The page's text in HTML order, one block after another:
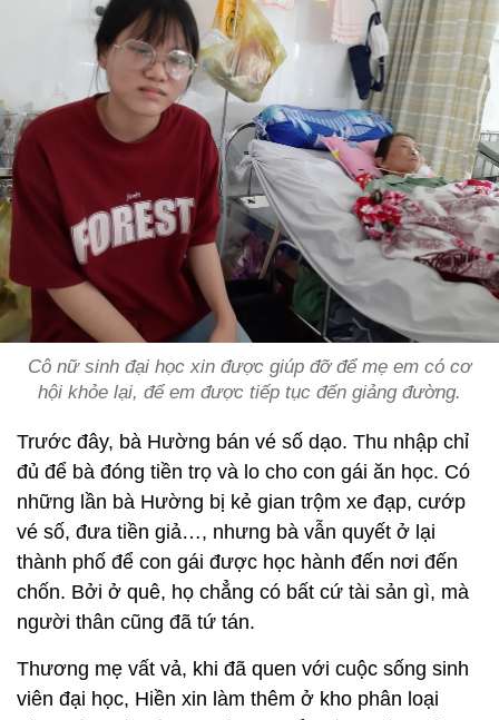
Cô nữ sinh đại học xin được giúp đỡ để mẹ em có cơ
hội khỏe lại, để em được tiếp tục đến giảng đường.
Trước đây, bà Hường bán vé số dạo. Thu nhập chỉ
đủ để bà đóng tiền trọ và lo cho con gái ăn học. Có
những lần bà Hường bị kẻ gian trộm xe đạp, cướp
vé số, đưa tiền giả…, nhưng bà vẫn quyết ở lại
thành phố để con gái được học hành đến nơi đến
chốn. Bởi ở quê, họ chẳng có bất cứ tài sản gì, mà
người thân cũng đã tứ tán.
Thương mẹ vất vả, khi đã quen với cuộc sống sinh
viên đại học, Hiền xin làm thêm ở kho phân loại